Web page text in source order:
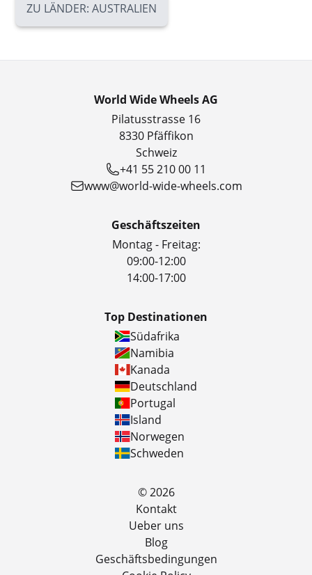
ZU LÄNDER: AUSTRALIEN
World Wide Wheels AG
Pilatusstrasse 16
8330 Pfäffikon
Schweiz
+41 55 210 00 11
www@world-wide-wheels.com
Geschäftszeiten
Montag - Freitag:
09:00-12:00
14:00-17:00
Top Destinationen
Südafrika
Namibia
Kanada
Deutschland
Portugal
Island
Norwegen
Schweden
© 2026
Kontakt
Ueber uns
Blog
Geschäftsbedingungen